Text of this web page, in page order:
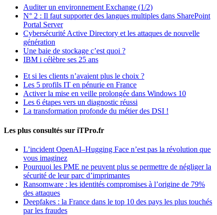
Auditer un environnement Exchange (1/2)
N° 2 : Il faut supporter des langues multiples dans SharePoint
Portal Server
Cybersécurité Active Directory et les attaques de nouvelle
génération
Une baie de stockage c’est quoi ?
IBM i célèbre ses 25 ans
Et si les clients n’avaient plus le choix ?
Les 5 profils IT en pénurie en France
Activer la mise en veille prolongée dans Windows 10
Les 6 étapes vers un diagnostic réussi
La transformation profonde du métier des DSI !
Les plus consultés sur iTPro.fr
L’incident OpenAI–Hugging Face n’est pas la révolution que
vous imaginez
Pourquoi les PME ne peuvent plus se permettre de négliger la
sécurité de leur parc d’imprimantes
Ransomware : les identités compromises à l’origine de 79%
des attaques
Deepfakes : la France dans le top 10 des pays les plus touchés
par les fraudes